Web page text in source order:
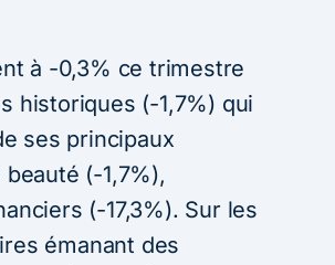
à -0,3% ce trimestre
historiques (-1,7%) qui
ses principaux
(-1,7%),
(-17,3%). Sur les
émanant des